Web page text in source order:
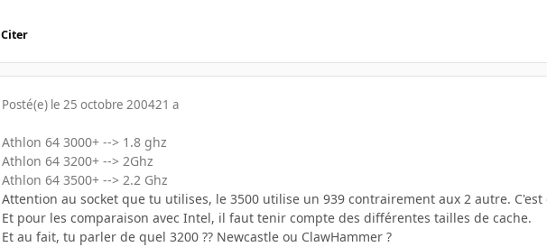
Citer
Posté(e) le 25 octobre 200421 a
Athlon 64 3000+ --> 1.8 ghz
Athlon 64 3200+ --> 2Ghz
Athlon 64 3500+ --> 2.2 Ghz
Attention au socket que tu utilises, le 3500 utilise un 939 contrairement aux 2 autre.
Et pour les comparaison avec Intel, il faut tenir compte des différentes tailles de cache.
Et au fait, tu parler de quel 3200 ?? Newcastle ou ClawHammer ?